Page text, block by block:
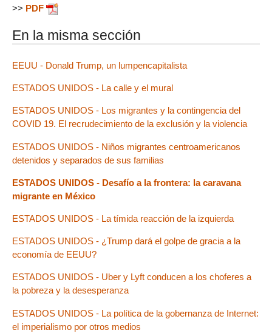
>> PDF
En la misma sección
EEUU - Donald Trump, un lumpencapitalista
ESTADOS UNIDOS - La calle y el mural
ESTADOS UNIDOS - Los migrantes y la contingencia del
COVID 19. El recrudecimiento de la exclusión y la violencia
ESTADOS UNIDOS - Niños migrantes centroamericanos
detenidos y separados de sus familias
ESTADOS UNIDOS - Desafío a la frontera: la caravana
migrante en México
ESTADOS UNIDOS - La tímida reacción de la izquierda
ESTADOS UNIDOS - ¿Trump dará el golpe de gracia a la
economía de EEUU?
ESTADOS UNIDOS - Uber y Lyft conducen a los choferes a
la pobreza y la desesperanza
ESTADOS UNIDOS - La política de la gobernanza de Internet:
el imperialismo por otros medios